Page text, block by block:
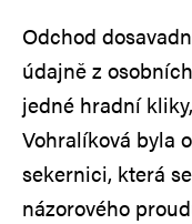
Odchod
údajně z
jedné hradní
Vohralíková byla
sekernici, která
názorového